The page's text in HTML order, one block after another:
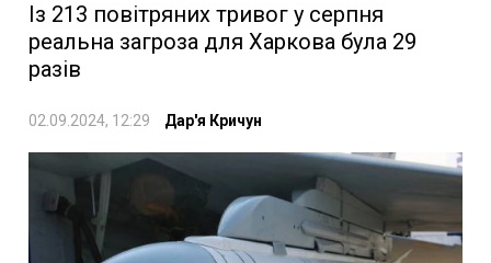
Із 213 повітряних тривог у серпня
реальна загроза для Харкова була 29
разів
02.09.2024, 12:29 Дар'я Кричун